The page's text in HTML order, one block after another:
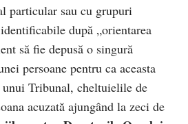
particular sau cu grupuri
după „orientarea
să fie depusă o singură
persoane pentru ca aceasta
Tribunal, cheltuielile de
acuzată ajungând la zeci de